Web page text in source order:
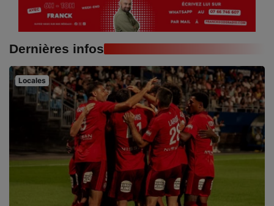
Dernières infos
Locales